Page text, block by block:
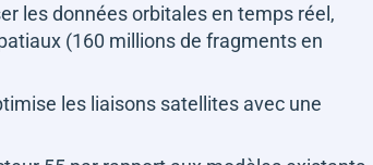
les données orbitales en temps réel,
(160 millions de fragments en
les liaisons satellites avec une